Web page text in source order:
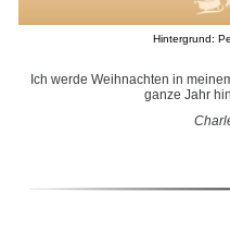
Hintergrund:
Ich werde Weihnachten in
ganze Jahr